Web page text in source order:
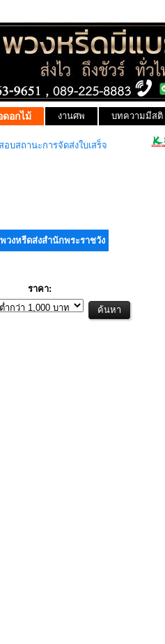
ดอกไม้ งานศพ บทความมีสติ
อบสถานะการจัดส่งใบเสร็จ
พวงหรีดส่งสำนักพระราชวัง
ราคา: